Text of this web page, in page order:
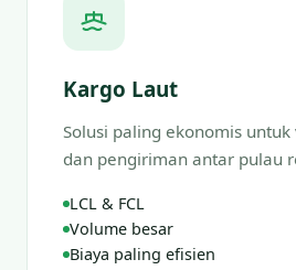
Kargo Laut
Solusi paling ekonomis
dan pengiriman antar pulau
LCL & FCL
Volume besar
Biaya paling efisien